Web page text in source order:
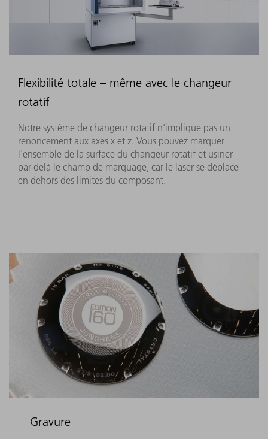
Flexibilité totale – même avec le changeur
rotatif
Notre système de changeur rotatif n'implique pas un
renoncement aux axes x et z. Vous pouvez marquer
l'ensemble de la surface du changeur rotatif et usiner
par-delà le champ de marquage, car le laser se déplace
en dehors des limites du composant.
Gravure